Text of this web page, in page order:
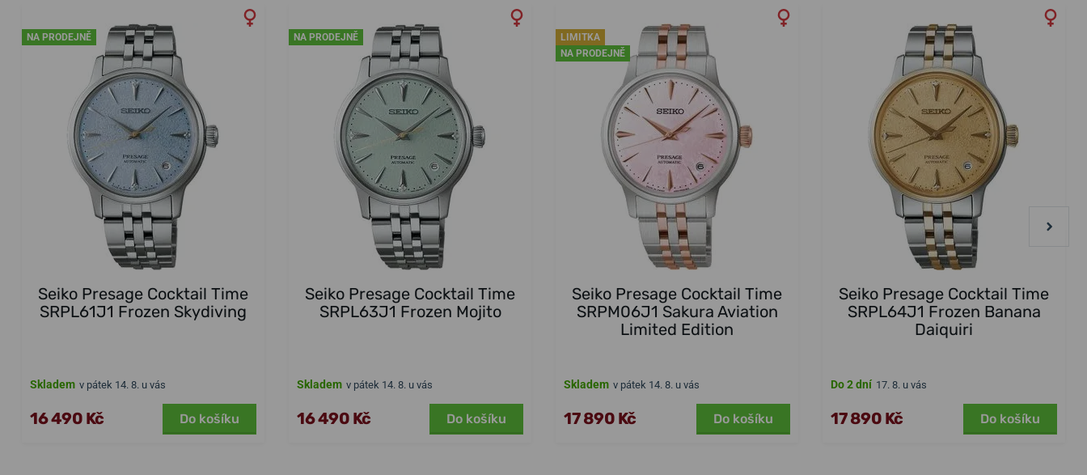
NA PRODEJNĚ
Seiko Presage Cocktail Time
SRPL61J1 Frozen Skydiving
Skladem v pátek 14. 8. u vás
16 490 Kč Do košíku
NA PRODEJNĚ
Seiko Presage Cocktail Time
SRPL63J1 Frozen Mojito
Skladem v pátek 14. 8. u vás
16 490 Kč Do košíku
LIMITKA
NA PRODEJNĚ
Seiko Presage Cocktail Time
SRPM06J1 Sakura Aviation
Limited Edition
Skladem v pátek 14. 8. u vás
17 890 Kč Do košíku
Seiko Presage Cocktail Time
SRPL64J1 Frozen Banana
Daiquiri
Do 2 dní 17. 8. u vás
17 890 Kč Do košíku